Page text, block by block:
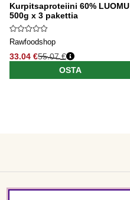
Kurpitsaproteiini 60% LUOMU
500g x 3 pakettia
Rawfoodshop
33.04 €55.07 €
OSTA